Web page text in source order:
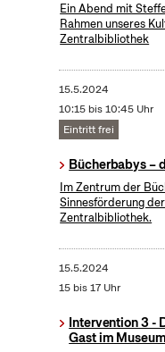
Ein Abend mit
Rahmen unseres
Zentralbibliothek
15.5.2024
10:15 bis 10:45 Uhr
Eintritt frei
Bücherbabys –
Im Zentrum der
Sinnesförderung
Zentralbibliothek.
15.5.2024
15 bis 17 Uhr
Intervention 3 -
Gast im